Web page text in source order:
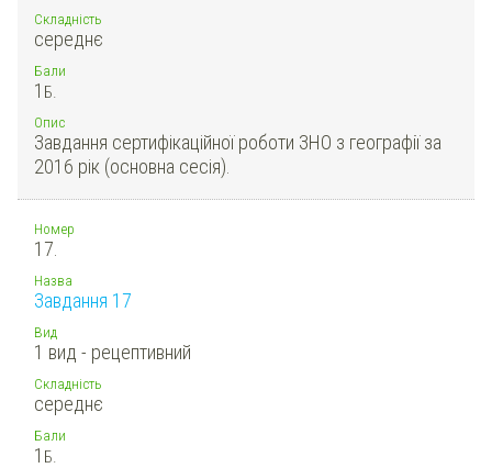
Складність
середнє
Бали
1 Б.
Опис
Завдання сертифікаційної роботи ЗНО з географії за
2016 рік (основна сесія).
Номер
17.
Назва
Завдання 17
Вид
1 вид - рецептивний
Складність
середнє
Бали
1 Б.